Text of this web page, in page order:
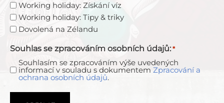
Working holiday: Získání víz
Working holiday: Tipy & triky
Dovolená na Zélandu
Souhlas se zpracováním osobních údajů: *
Souhlasím se zpracováním výše uvedených
informací v souladu s dokumentem Zpracování a
ochrana osobních údajů.